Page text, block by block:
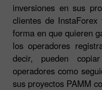
inversiones en sus
clientes de
forma en que quieren
los operadores
decir, pueden
operadores como
sus proyectos PAMM